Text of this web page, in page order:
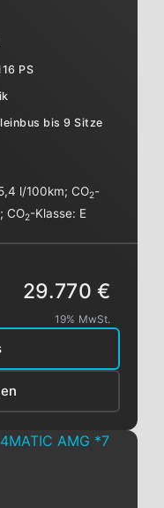
PS
bis 9 Sitze
l/100km;CO2-
;CO2-Klasse: E
29.770 €
19% MwSt.